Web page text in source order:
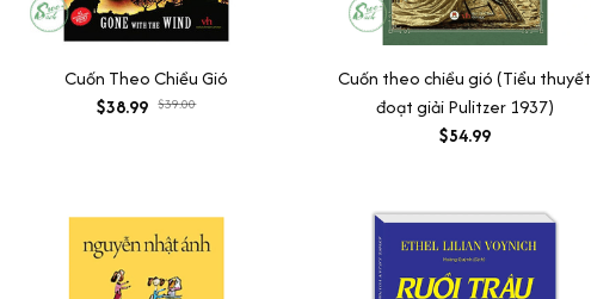
Cuốn Theo Chiều Gió
$38.99 $39.00
Cuốn theo chiều gió (Tiểu thuyết
đoạt giải Pulitzer 1937)
$54.99